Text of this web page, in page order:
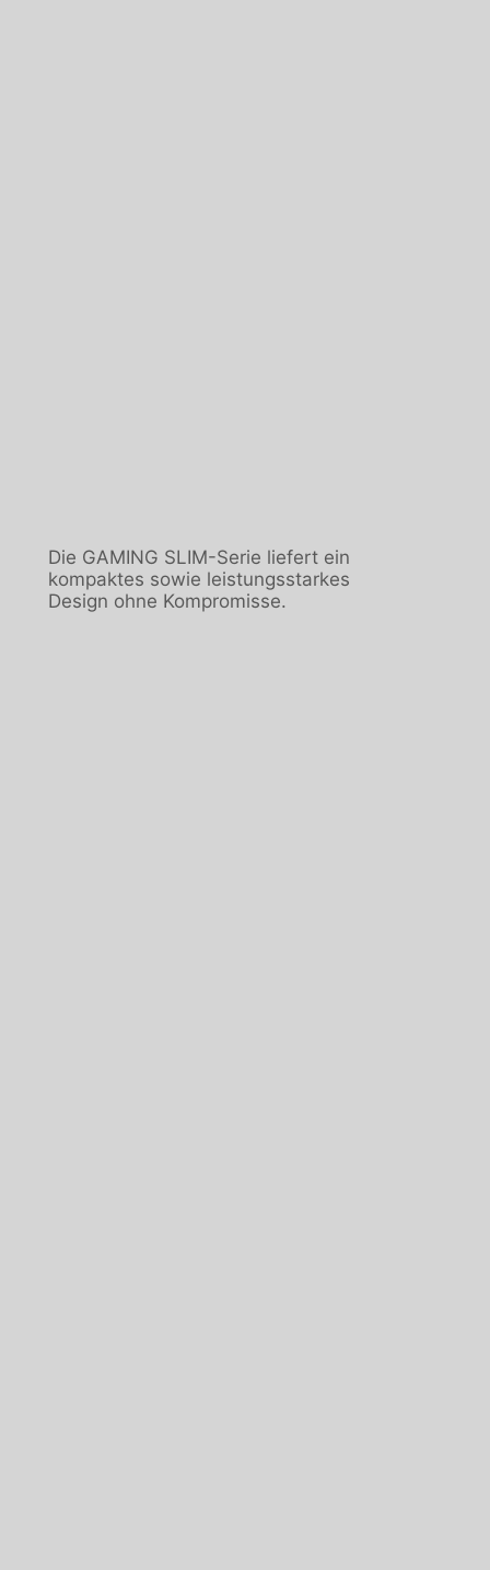
Die GAMING SLIM-Serie liefert ein
kompaktes sowie leistungsstarkes
Design ohne Kompromisse.